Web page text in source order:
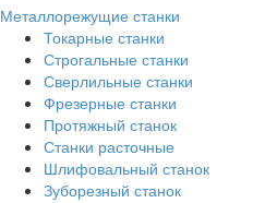
Металлорежущие станки
Токарные станки
Строгальные станки
Сверлильные станки
Фрезерные станки
Протяжный станок
Станки расточные
Шлифовальный станок
Зуборезный станок